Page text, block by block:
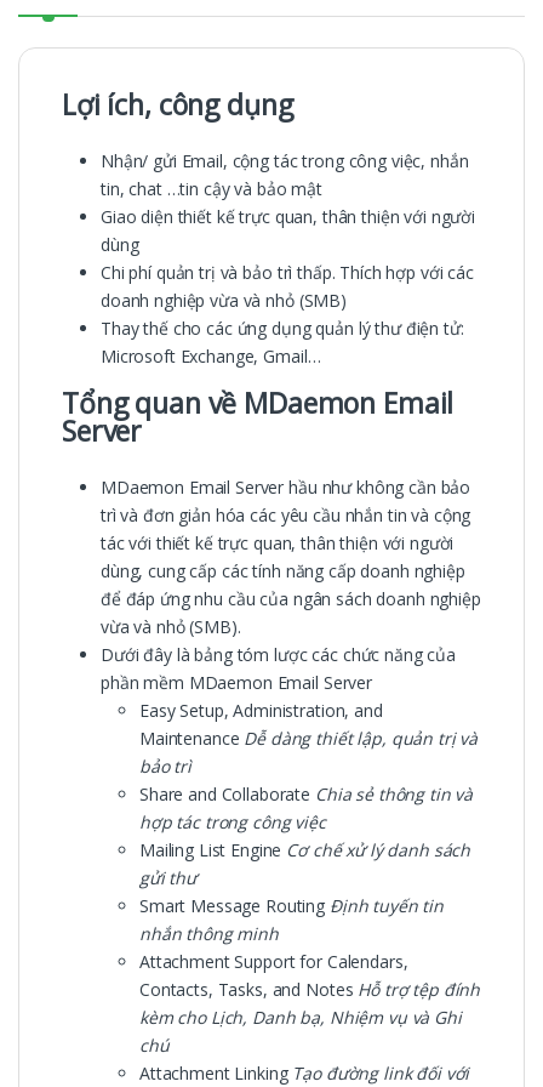
Lợi ích, công dụng
Nhận/ gửi Email, cộng tác trong công việc, nhắn
tin, chat …tin cậy và bảo mật
Giao diện thiết kế trực quan, thân thiện với người
dùng
Chi phí quản trị và bảo trì thấp. Thích hợp với các
doanh nghiệp vừa và nhỏ (SMB)
Thay thế cho các ứng dụng quản lý thư điện tử:
Microsoft Exchange, Gmail…
Tổng quan về MDaemon Email
Server
MDaemon Email Server hầu như không cần bảo
trì và đơn giản hóa các yêu cầu nhắn tin và cộng
tác với thiết kế trực quan, thân thiện với người
dùng, cung cấp các tính năng cấp doanh nghiệp
để đáp ứng nhu cầu của ngân sách doanh nghiệp
vừa và nhỏ (SMB).
Dưới đây là bảng tóm lược các chức năng của
phần mềm MDaemon Email Server
Easy Setup, Administration, and
Maintenance Dễ dàng thiết lập, quản trị và
bảo trì
Share and Collaborate Chia sẻ thông tin và
hợp tác trong công việc
Mailing List Engine Cơ chế xử lý danh sách
gửi thư
Smart Message Routing Định tuyến tin
nhắn thông minh
Attachment Support for Calendars,
Contacts, Tasks, and Notes Hỗ trợ tệp đính
kèm cho Lịch, Danh bạ, Nhiệm vụ và Ghi
chú
Attachment Linking Tạo đường link đối với